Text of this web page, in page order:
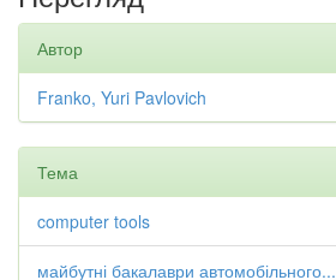
Автор
Franko, Yuri Pavlovich
Тема
computer tools
майбутні бакалаври автомобільного...